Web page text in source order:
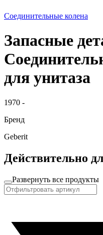
Соединительные колена
Запасные
для унитаза
1970 -
Бренд
Geberit
Действительно
Развернуть все продукты